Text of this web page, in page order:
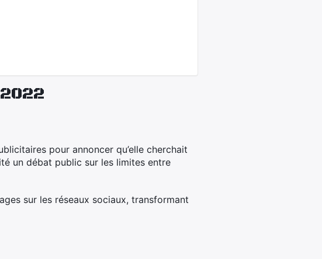
pour annoncer qu’elle cherchait
un débat public sur les limites entre
sur les réseaux sociaux, transformant